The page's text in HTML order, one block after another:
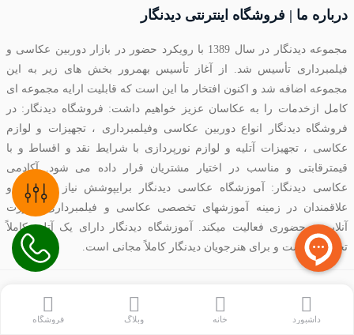
داشبورد خانه وبلاگ فروشگاه
درباره ما | فروشگاه اینترنتی دیدنگار
مجموعه دیدنگار در سال 1389 با رویکرد حضور در بازار دوربین عکاسی و
فیلمبرداری تأسیس شد. از آغاز تأسیس بهمرور بخش های زیر به این
مجموعه اضافه شد و اکنون افتخار ما این است که قابلیت ارایه مجموعه ای
کامل ازخدمات را به عکاسان عزیز خواهیم داشت: فروشگاه دیدنگار: در
فروشگاه دیدنگار انواع دوربین عکاسی وفیلمبرداری ، تجهیزات و لوازم
عکاسی ، تجهیزات آتلیه و لوازم نورپردازی با شرایط نقد و اقساط و با
قیمترقابتی و مناسب در اختیار مشتریان قرار داده می شود. آکادمی
عکاسی دیدنگار: آموزشگاه عکاسی دیدنگار برایپوشش نیاز عکاسان و
علاقمندان در زمینه آموزشهای تخصصی عکاسی و فیلمبرداری بصورت
آنلاین و حضوری فعالیت میکند. آموزشگاه دیدنگار دارای یک آتلیه کاملاً
تخصصی است و برای هنرجویان دیدنگار کاملاً مجانی است.